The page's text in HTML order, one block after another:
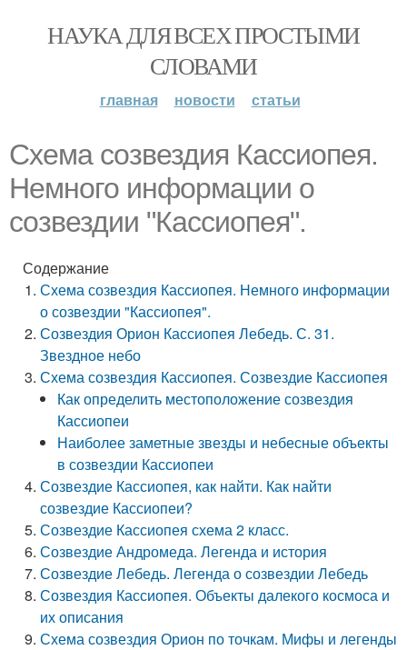
НАУКА ДЛЯ ВСЕХ ПРОСТЫМИ
СЛОВАМИ
главная новости статьи
Схема созвездия Кассиопея.
Немного информации о
созвездии "Кассиопея".
Содержание
Схема созвездия Кассиопея. Немного информации
о созвездии "Кассиопея".
Созвездия Орион Кассиопея Лебедь. С. 31.
Звездное небо
Схема созвездия Кассиопея. Созвездие Кассиопея
Как определить местоположение созвездия
Кассиопеи
Наиболее заметные звезды и небесные объекты
в созвездии Кассиопеи
Созвездие Кассиопея, как найти. Как найти
созвездие Кассиопеи?
Созвездие Кассиопея схема 2 класс.
Созвездие Андромеда. Легенда и история
Созвездие Лебедь. Легенда о созвездии Лебедь
Созвездия Кассиопея. Объекты далекого космоса и
их описания
Схема созвездия Орион по точкам. Мифы и легенды